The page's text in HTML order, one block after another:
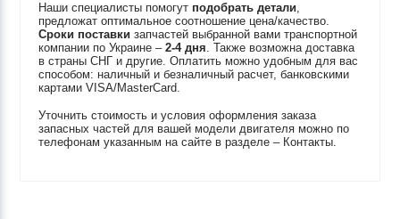
Наши специалисты помогут подобрать детали,
предложат оптимальное соотношение цена/качество.
Сроки поставки запчастей выбранной вами транспортной
компании по Украине –2-4 дня. Также возможна доставка
в страны СНГ и другие. Оплатить можно удобным для вас
способом: наличный и безналичный расчет, банковскими
картами VISA/MasterCard.
Уточнить стоимость и условия оформления заказа
запасных частей для вашей модели двигателя можно по
телефонам указанным на сайте в разделе – Контакты.